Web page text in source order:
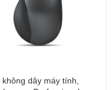
dây máy tính,